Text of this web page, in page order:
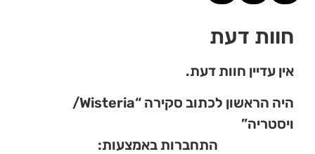
חוות דעת
אין עדיין חוות דעת.
היה הראשון לכתוב סקירה “Wisteria/
ויסטריה”
התחברות באמצעות: